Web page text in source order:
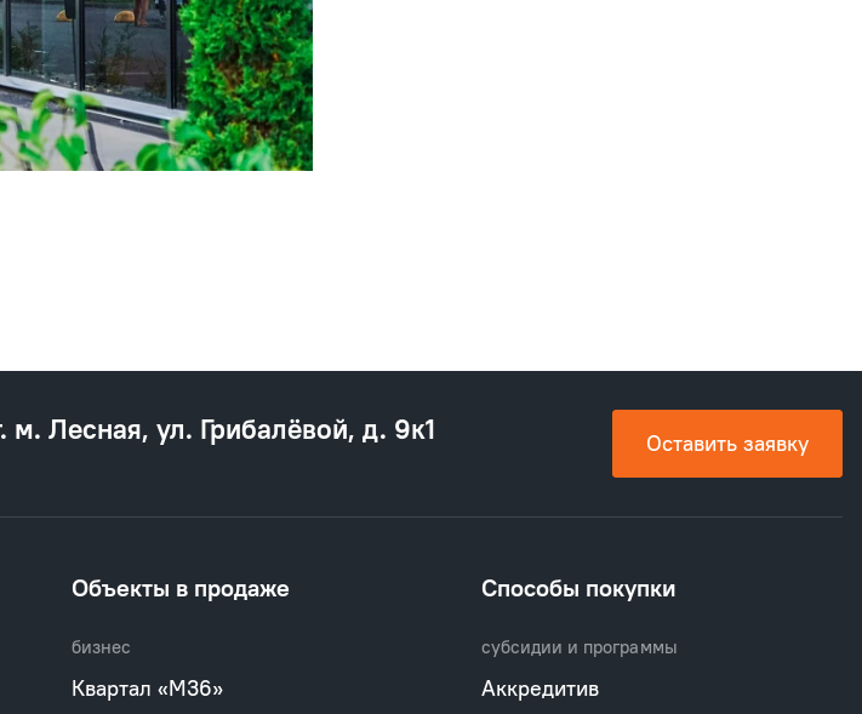
м. Лесная, ул. Грибалёвой, д. 9к1 Оставить заявку
Объекты в продаже
бизнес
Квартал «М36»
Способы покупки
субсидии и программы
Аккредитив